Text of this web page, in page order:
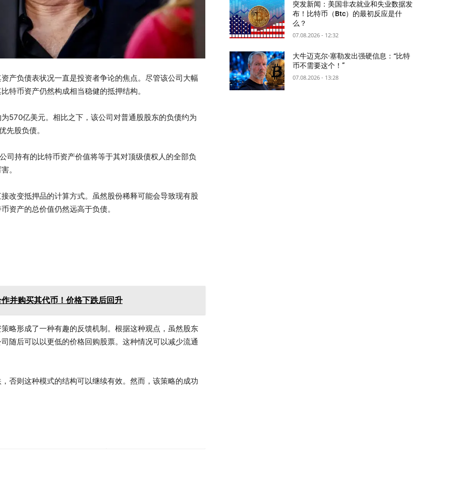
产负债表状况一直是投资者争论的焦点。尽管该公司大幅
特币资产仍然构成相当稳健的抵押结构。
570亿美元。相比之下，该公司对普通股股东的负债约为
股负债。
持有的比特币资产价值将等于其对顶级债权人的全部负
。
改变抵押品的计算方式。虽然股份稀释可能会导致现有股
资产的总价值仍然远高于负债。
并购买其代币！价格下跌后回升
略形成了一种有趣的反馈机制。根据这种观点，虽然股东
随后可以以更低的价格回购股票。这种情况可以减少流通
否则这种模式的结构可以继续有效。然而，该策略的成功
突发新闻：美国非农就业和失业数据发
布！比特币（Btc）的最初反应是什
么？
07.08.2026 - 12:32
大牛迈克尔·塞勒发出强硬信息：“比特
币不需要这个！”
07.08.2026 - 13:28